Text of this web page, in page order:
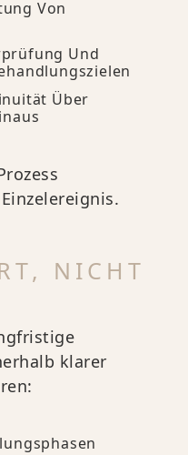
Von
Und
Über
NICHT
klarer